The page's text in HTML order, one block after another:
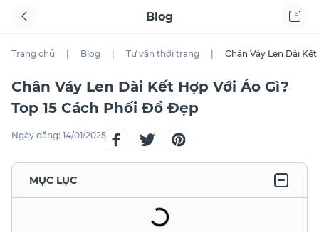
Blog
Trang chủ Blog Tư vấn thời trang Chân Váy Len Dài
Chân Váy Len Dài Kết Hợp Với Áo Gì?
Top 15 Cách Phối Đồ Đẹp
Ngày đăng: 14/01/2025
MỤC LỤC